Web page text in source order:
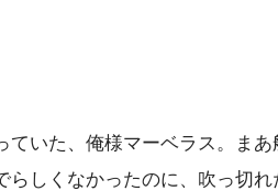
いた、俺様マーベラス。ま
しくなかったのに、吹っ切